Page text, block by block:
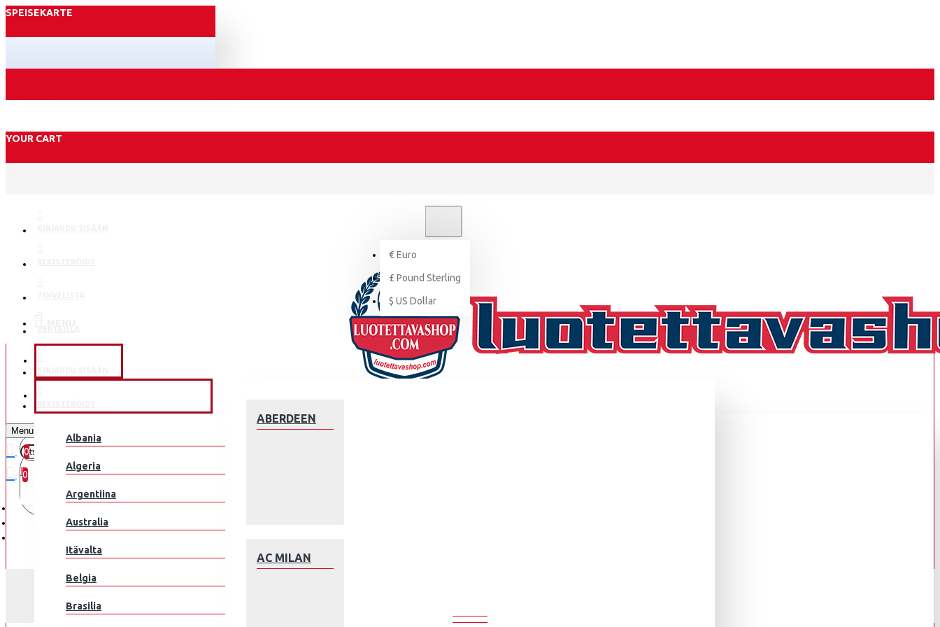
SPEISEKARTE
YOUR CART
€Euro
£ Pound Sterling
$ US Dollar
Ostoskorisi on tyhjä!
ABERDEEN
AC MILAN
Albania
Algeria
Argentiina
Australia
Itävalta
Belgia
Brasilia
Menu
0
0